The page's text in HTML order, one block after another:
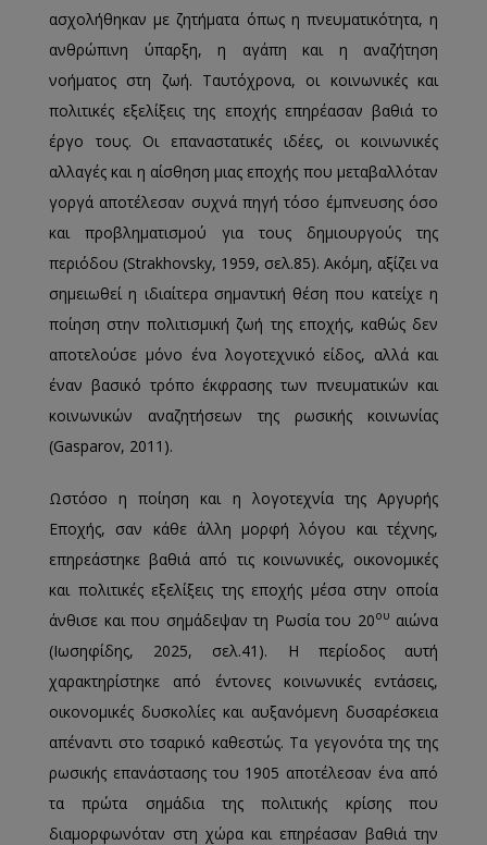
ασχολήθηκαν με ζητήματα όπως η πνευματικότητα, η
ανθρώπινη ύπαρξη, η αγάπη και η αναζήτηση
νοήματος στη ζωή. Ταυτόχρονα, οι κοινωνικές και
πολιτικές εξελίξεις της εποχής επηρέασαν βαθιά το
έργο τους. Οι επαναστατικές ιδέες, οι κοινωνικές
αλλαγές και η αίσθηση μιας εποχής που μεταβαλλόταν
γοργά αποτέλεσαν συχνά πηγή τόσο έμπνευσης όσο
και προβληματισμού για τους δημιουργούς της
περιόδου (Strakhovsky, 1959, σελ.85). Ακόμη, αξίζει να
σημειωθεί η ιδιαίτερα σημαντική θέση που κατείχε η
ποίηση στην πολιτισμική ζωή της εποχής, καθώς δεν
αποτελούσε μόνο ένα λογοτεχνικό είδος, αλλά και
έναν βασικό τρόπο έκφρασης των πνευματικών και
κοινωνικών αναζητήσεων της ρωσικής κοινωνίας
(Gasparov, 2011).
Ωστόσο η ποίηση και η λογοτεχνία της Αργυρής
Εποχής, σαν κάθε άλλη μορφή λόγου και τέχνης,
επηρεάστηκε βαθιά από τις κοινωνικές, οικονομικές
και πολιτικές εξελίξεις της εποχής μέσα στην οποία
άνθισε και που σημάδεψαν τη Ρωσία του 20ου αιώνα
(Ιωσηφίδης, 2025, σελ.41). Η περίοδος αυτή
χαρακτηρίστηκε από έντονες κοινωνικές εντάσεις,
οικονομικές δυσκολίες και αυξανόμενη δυσαρέσκεια
απέναντι στο τσαρικό καθεστώς. Τα γεγονότα της της
ρωσικής επανάστασης του 1905 αποτέλεσαν ένα από
τα πρώτα σημάδια της πολιτικής κρίσης που
διαμορφωνόταν στη χώρα και επηρέασαν βαθιά την